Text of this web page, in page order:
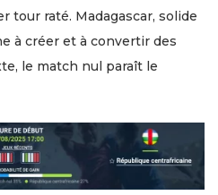
tour raté. Madagascar, solide
à créer et à convertir des
le match nul paraît le